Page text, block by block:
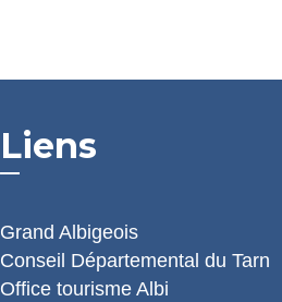
Liens
Grand Albigeois
Conseil Départemental du Tarn
Office tourisme Albi